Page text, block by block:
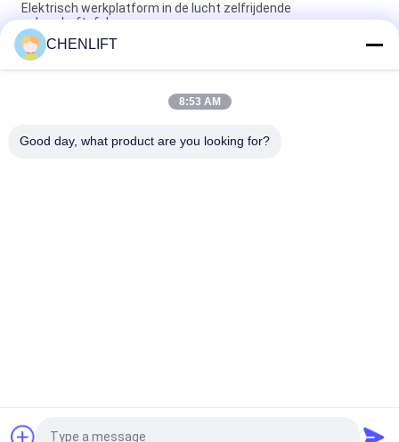
Elektrisch werkplatform in de lucht zelfrijdende
schaarheftafel
10m Hydraulisch Lift Platform Elektrisch zelfrijdend schaarlift
met uitbreidingsplatform 450Kg Belasting
10 meter hydraulische hefplatform aluminium hoogwerker
CHENLIFT
8:53 AM
Good day, what product are you looking for?